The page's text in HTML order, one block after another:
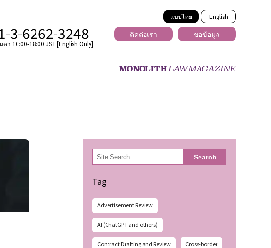
แบบไทย English
3-6262-3248
ดา 10:00-18:00 JST [English Only]
ติดต่อเรา ขอข้อมูล
อชื่อเสียง
検
索 Search
Tag
Advertisement Review
AI (ChatGPT and others)
Contract Drafting and Review Cross-border